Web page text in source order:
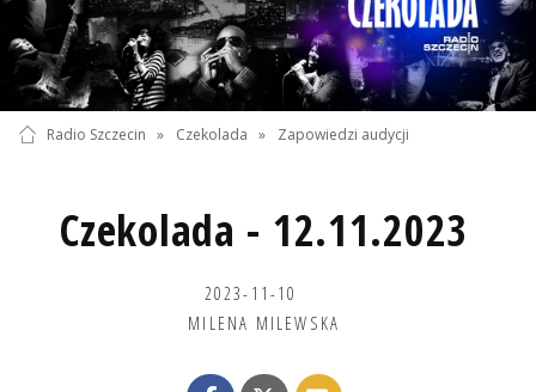
Radio Szczecin » Czekolada » Zapowiedzi audycji
Czekolada - 12.11.2023
2023-11-10
MILENA MILEWSKA